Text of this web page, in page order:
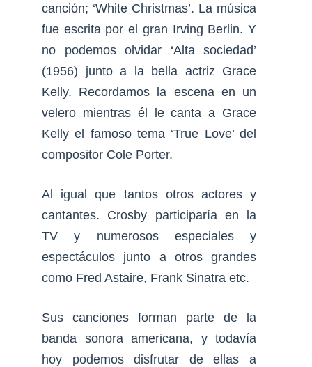
canción; ‘White Christmas’. La música
fue escrita por el gran Irving Berlin. Y
no podemos olvidar ‘Alta sociedad’
(1956) junto a la bella actriz Grace
Kelly. Recordamos la escena en un
velero mientras él le canta a Grace
Kelly el famoso tema ‘True Love’ del
compositor Cole Porter.
Al igual que tantos otros actores y
cantantes. Crosby participaría en la
TV y numerosos especiales y
espectáculos junto a otros grandes
como Fred Astaire, Frank Sinatra etc.
Sus canciones forman parte de la
banda sonora americana, y todavía
hoy podemos disfrutar de ellas a